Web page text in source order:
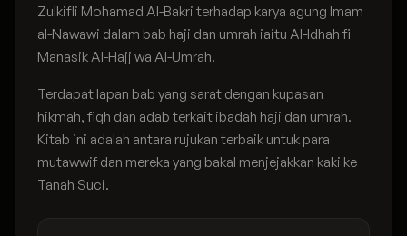
Zulkifli Mohamad Al-Bakri terhadap karya agung Imam
al-Nawawi dalam bab haji dan umrah iaitu Al-Idhah fi
Manasik Al-Hajj wa Al-Umrah.
Terdapat lapan bab yang sarat dengan kupasan
hikmah, fiqh dan adab terkait ibadah haji dan umrah.
Kitab ini adalah antara rujukan terbaik untuk para
mutawwif dan mereka yang bakal menjejakkan kaki ke
Tanah Suci.